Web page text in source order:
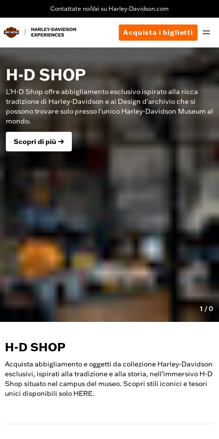
Contattate noiVai su Harley-Davidson.com
Acquista i biglietti
H-D SHOP
L'H-D Shop offre abbigliamento esclusivo ispirato alla ricca
tradizione di Harley-Davidson e ai Design d'archivio che si
possono trovare solo presso l'unico Harley-Davidson Museum al
mondo.
Scopri di più
1 /0
H-D SHOP
Acquista abbigliamento e oggetti da collezione Harley-Davidson
esclusivi, ispirati alla tradizione e alla storia, nell’immersivo H-D
Shop situato nel campus del museo. Scopri stili iconici e tesori
unici disponibili solo HERE.